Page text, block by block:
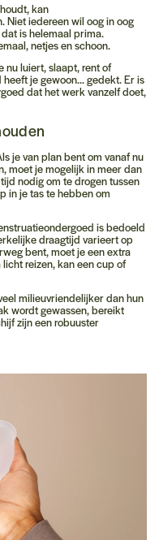
kan
Niet iedereen wil oog in oog
is helemaal prima.
netjes en schoon.
nu luiert, slaapt, rent of
je gewoon... gedekt. Er is
dat het werk vanzelf doet,
je van plan bent om vanaf nu
moet je mogelijk in meer dan
nodig om te drogen tussen
in je tas te hebben om
is bedoeld
draagtijd varieert op
bent, moet je een extra
reizen, kan een cup of
milieuvriendelijker dan hun
wordt gewassen, bereikt
zijn een robuuster